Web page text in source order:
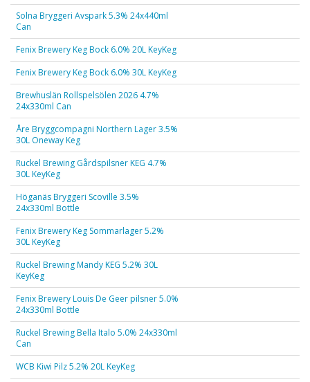
Solna Bryggeri Avspark 5.3% 24x440ml
Can
Fenix Brewery Keg Bock 6.0% 20L KeyKeg
Fenix Brewery Keg Bock 6.0% 30L KeyKeg
Brewhuslän Rollspelsölen 2026 4.7%
24x330ml Can
Åre Bryggcompagni Northern Lager 3.5%
30L Oneway Keg
Ruckel Brewing Gårdspilsner KEG 4.7%
30L KeyKeg
Höganäs Bryggeri Scoville 3.5%
24x330ml Bottle
Fenix Brewery Keg Sommarlager 5.2%
30L KeyKeg
Ruckel Brewing Mandy KEG 5.2% 30L
KeyKeg
Fenix Brewery Louis De Geer pilsner 5.0%
24x330ml Bottle
Ruckel Brewing Bella Italo 5.0% 24x330ml
Can
WCB Kiwi Pilz 5.2% 20L KeyKeg